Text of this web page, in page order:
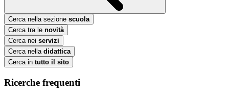
Cerca nella sezione scuola
Cerca tra le novità
Cerca nei servizi
Cerca nella didattica
Cerca in tutto il sito
Ricerche frequenti